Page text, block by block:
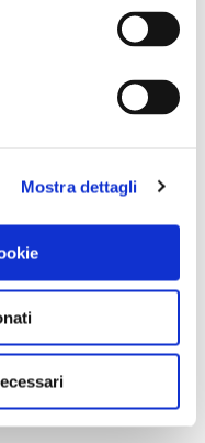
Mostra dettagli